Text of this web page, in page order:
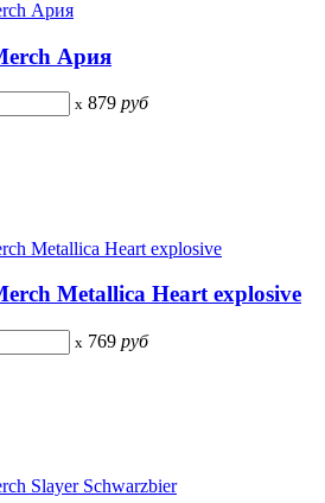
Ария
x 879 руб
Metallica Heart explosive
x 769 руб